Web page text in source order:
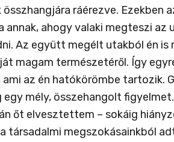
ráérezve. Ezekben
annak, ahogy valaki megteszi
Az együtt megélt utakból én is
magam természetéről. Így
az én hatókörömbe tartozik.
mély, összehangolt
őt elvesztettem – sokáig
társadalmi megszokásainkból